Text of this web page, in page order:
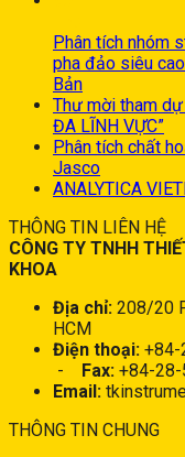
Phân tích nhóm
pha đảo siêu
Bản
Thư mời tham dự
ĐA LĨNH VỰC”
Phân tích chất
Jasco
ANALYTICA
THÔNG TIN LIÊN HỆ
CÔNG TY TNHH
KHOA
Địa chỉ: 208/20
HCM
Điện thoại: +84-
-
Fax: +84-
Email:
THÔNG TIN CHUNG